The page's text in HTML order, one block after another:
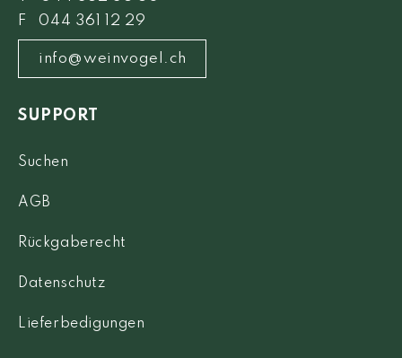
F 044 361 12 29
info@weinvogel.ch
SUPPORT
Suchen
AGB
Rückgaberecht
Datenschutz
Lieferbedigungen